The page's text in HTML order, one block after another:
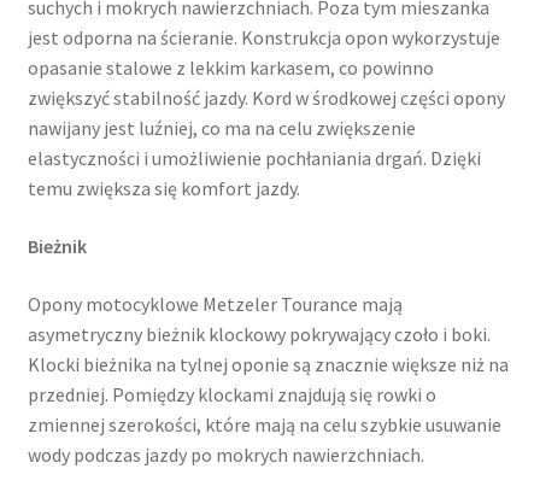
suchych i mokrych nawierzchniach. Poza tym mieszanka
jest odporna na ścieranie. Konstrukcja opon wykorzystuje
opasanie stalowe z lekkim karkasem, co powinno
zwiększyć stabilność jazdy. Kord w środkowej części opony
nawijany jest luźniej, co ma na celu zwiększenie
elastyczności i umożliwienie pochłaniania drgań. Dzięki
temu zwiększa się komfort jazdy.
Bieżnik
Opony motocyklowe Metzeler Tourance mają
asymetryczny bieżnik klockowy pokrywający czoło i boki.
Klocki bieżnika na tylnej oponie są znacznie większe niż na
przedniej. Pomiędzy klockami znajdują się rowki o
zmiennej szerokości, które mają na celu szybkie usuwanie
wody podczas jazdy po mokrych nawierzchniach.